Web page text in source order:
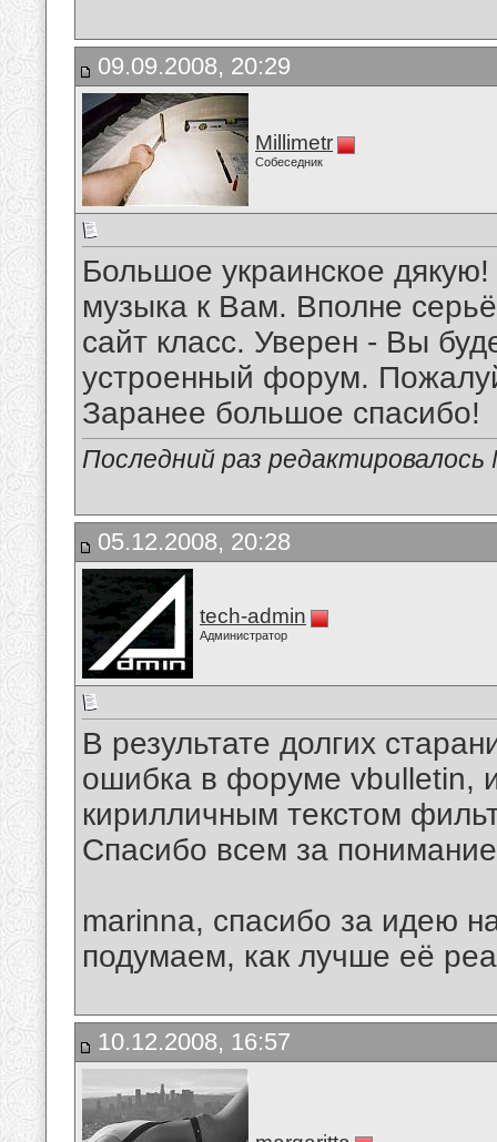
09.09.2008, 20:29
Millimetr
Собеседник
Большое украинское
музыка к Вам. Вполне
сайт класс. Уверен - Вы
устроенный форум.
Заранее большое спасибо!
Последний раз редактировалось
05.12.2008, 20:28
tech-admin
Администратор
В результате долгих
ошибка в форуме vbulletin,
кирилличным текстом
Спасибо всем за
marinna, спасибо за идею
подумаем, как лучше её
10.12.2008, 16:57